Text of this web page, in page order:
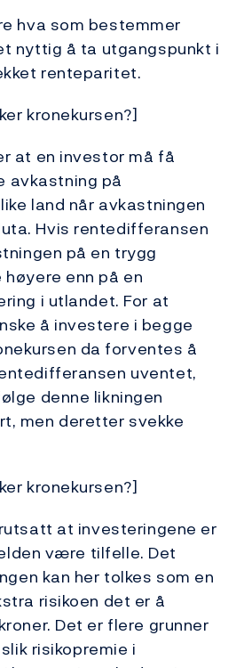
hva som bestemmer
nyttig å ta utgangspunkt i
renteparitet.
kronekursen?]
at en investor må få
avkastning på
land når avkastningen
Hvis rentedifferansen
på en trygg
enn på en
i utlandet. For at
å investere i begge
da forventes å
uventet,
denne likningen
men deretter svekke
kronekursen?]
at investeringene er
være tilfelle. Det
kan her tolkes som en
risikoen det er å
Det er flere grunner
risikopremie i